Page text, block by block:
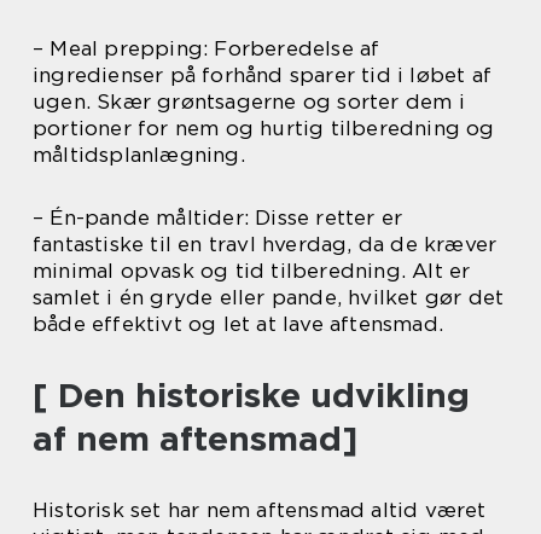
– Meal prepping: Forberedelse af
ingredienser på forhånd sparer tid i løbet af
ugen. Skær grøntsagerne og sorter dem i
portioner for nem og hurtig tilberedning og
måltidsplanlægning.
– Én-pande måltider: Disse retter er
fantastiske til en travl hverdag, da de kræver
minimal opvask og tid tilberedning. Alt er
samlet i én gryde eller pande, hvilket gør det
både effektivt og let at lave aftensmad.
[ Den historiske udvikling
af nem aftensmad]
Historisk set har nem aftensmad altid været